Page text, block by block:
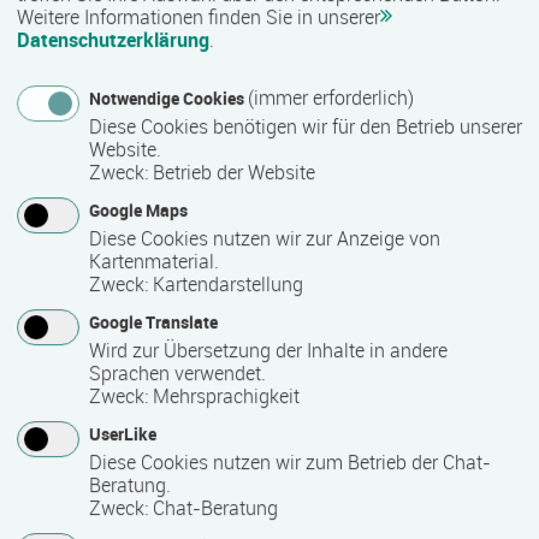
Kammerprüfung
Nähere Bezeichnung des Abschlusses
Fachwirt/-in im Gesundheits- und Sozialwesen
Voraussichtliche Dauer
15 Monat(e)
Termin
Termine auf Anfrage
Weitere Informationen finden Sie in unserer
Datenschutzerklärung.
Notwendige Cookies (immer erforderlich)
Diese Cookies benötigen wir für den Betrieb unserer
Website.
Zweck: Betrieb der Website
Google Maps
Diese Cookies nutzen wir zur Anzeige von
Kartenmaterial.
Zweck: Kartendarstellung
Google Translate
Wird zur Übersetzung der Inhalte in andere
Sprachen verwendet.
Zweck: Mehrsprachigkeit
UserLike
Diese Cookies nutzen wir zum Betrieb der Chat-
Beratung.
Zweck: Chat-Beratung